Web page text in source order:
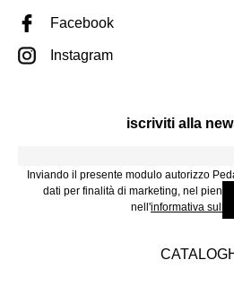
Facebook
Instagram
iscriviti alla
Inviando il presente modulo autorizzo
dati per finalità di marketing, nel pieno
nell'informativa sulla